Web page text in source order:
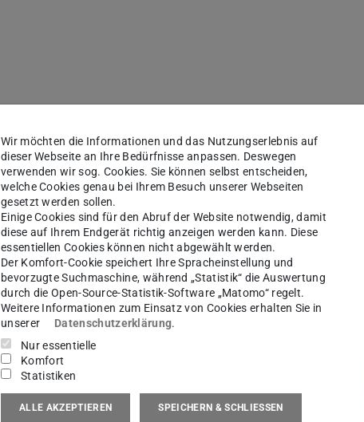
Wir möchten die Informationen und das Nutzungserlebnis auf
dieser Webseite an Ihre Bedürfnisse anpassen. Deswegen
verwenden wir sog. Cookies. Sie können selbst entscheiden,
welche Cookies genau bei Ihrem Besuch unserer Webseiten
gesetzt werden sollen.
Einige Cookies sind für den Abruf der Website notwendig, damit
diese auf Ihrem Endgerät richtig anzeigen werden kann. Diese
essentiellen Cookies können nicht abgewählt werden.
Der Komfort-Cookie speichert Ihre Spracheinstellung und
bevorzugte Suchmaschine, während „Statistik“ die Auswertung
durch die Open-Source-Statistik-Software „Matomo“ regelt.
Weitere Informationen zum Einsatz von Cookies erhalten Sie in
unserer
Datenschutzerklärung.
Nur essentielle
Komfort
Statistiken
ALLE AKZEPTIEREN SPEICHERN & SCHLIESSEN